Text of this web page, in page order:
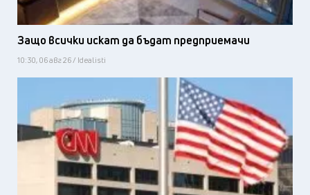
Защо всички искат да бъдат предприемачи
10:30, 06 авг 26 / Idealisti